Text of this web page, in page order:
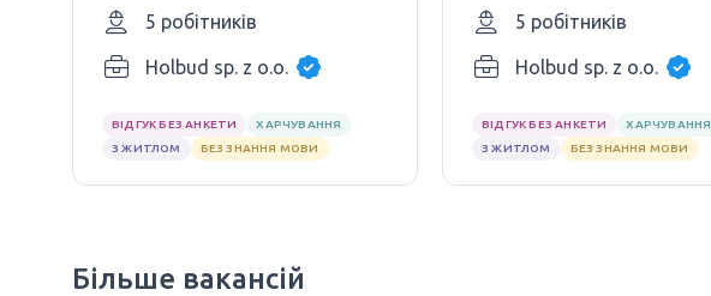
5 робітників
Holbud sp. z o.o.
ВІДГУК БЕЗ АНКЕТИ
ХАРЧУВАННЯ
З ЖИТЛОМ
БЕЗ ЗНАННЯ МОВИ
5 робітників
Holbud sp. z o.o.
ВІДГУК БЕЗ АНКЕТИ
ХАРЧУВАННЯ
З ЖИТЛОМ
БЕЗ ЗНАННЯ МОВИ
Більше вакансій